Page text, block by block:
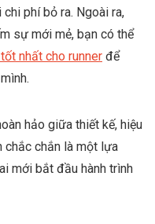
phí bỏ ra. Ngoài ra,
sự mới mẻ, bạn có thể
nhất cho runner để
hảo giữa thiết kế, hiệu
chắc chắn là một lựa
mới bắt đầu hành trình